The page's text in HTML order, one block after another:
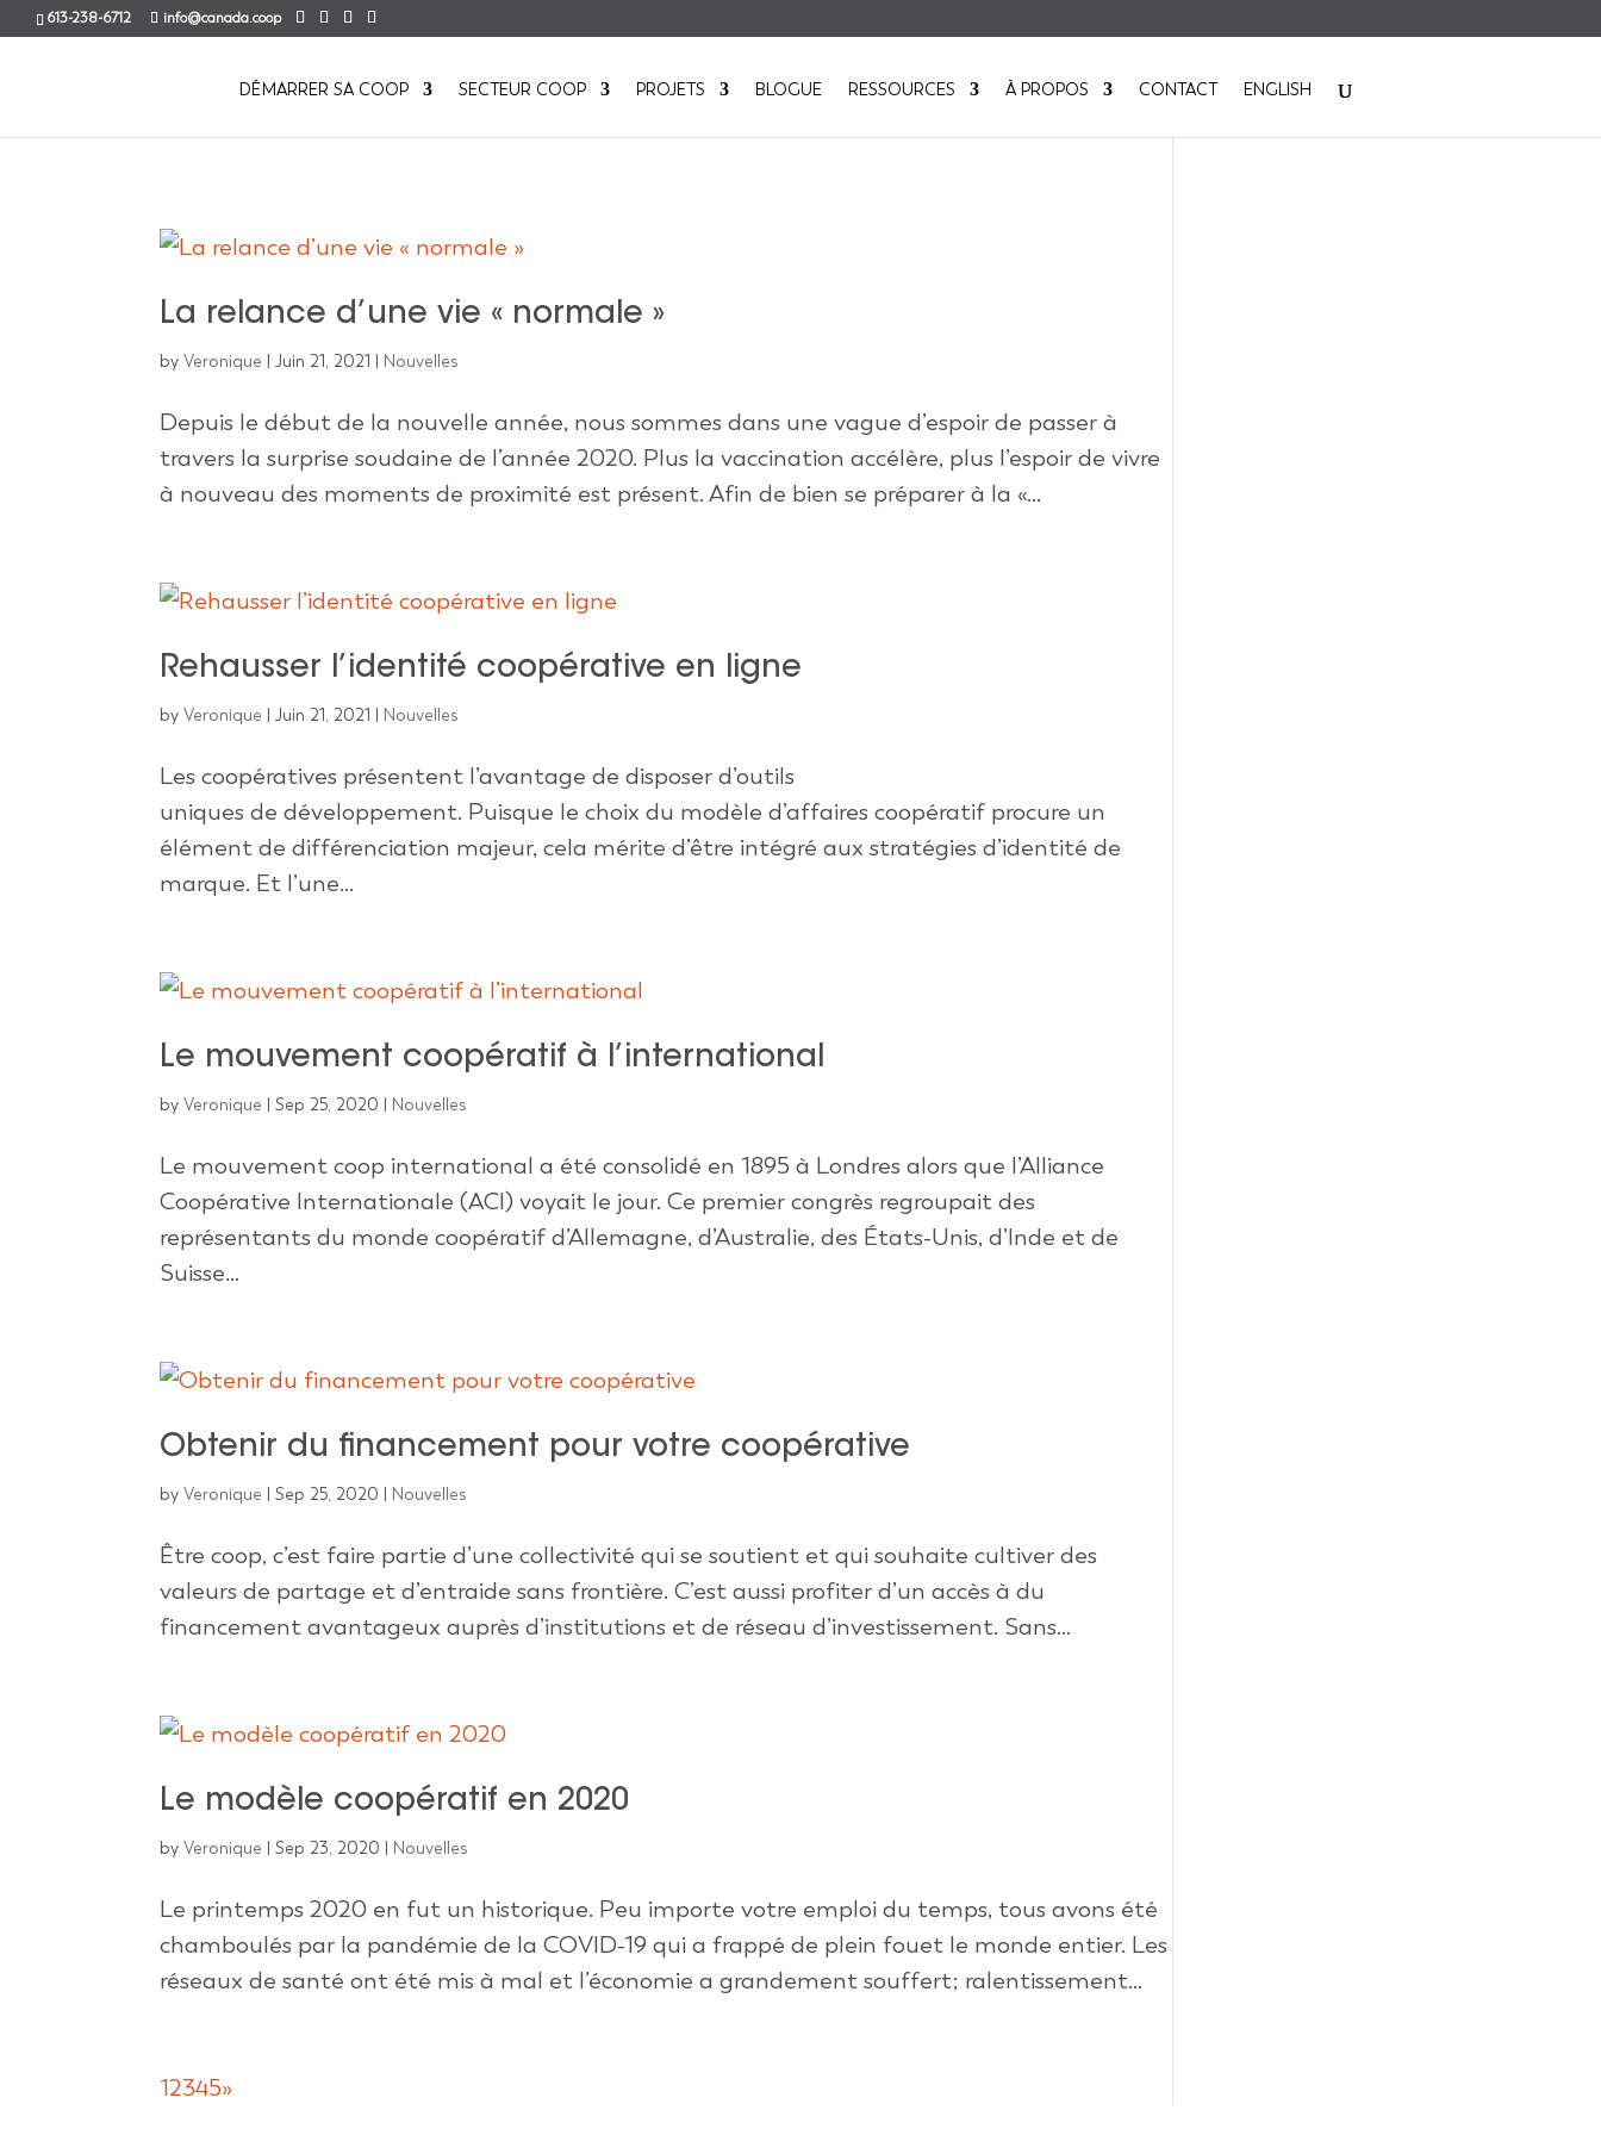
613-238-6712 info@canada.coop
DÉMARRER SA COOP SECTEUR COOP PROJETS BLOGUE RESSOURCES À PROPOS CONTACT ENGLISH
La relance d’une vie « normale »
byVeronique |Juin 21, 2021 | Nouvelles
Depuis le début de la nouvelle année, nous sommes dans une vague d’espoir de passer à
travers la surprise soudaine de l’année 2020. Plus la vaccination accélère, plus l’espoir de vivre
à nouveau des moments de proximité est présent. Afin de bien se préparer à la «...
Rehausser l’identité coopérative en ligne
byVeronique |Juin 21, 2021 | Nouvelles
Les coopératives présentent l’avantage de disposer d’outils
uniques de développement. Puisque le choix du modèle d’affaires coopératif procure un
élément de différenciation majeur, cela mérite d’être intégré aux stratégies d’identité de
marque. Et l’une...
Le mouvement coopératif à l’international
byVeronique |Sep 25, 2020 | Nouvelles
Le mouvement coop international a été consolidé en 1895 à Londres alors que l’Alliance
Coopérative Internationale (ACI) voyait le jour. Ce premier congrès regroupait des
représentants du monde coopératif d’Allemagne, d’Australie, des États-Unis, d’Inde et de
Suisse...
Obtenir du financement pour votre coopérative
byVeronique |Sep 25, 2020 | Nouvelles
Être coop, c’est faire partie d’une collectivité qui se soutient et qui souhaite cultiver des
valeurs de partage et d’entraide sans frontière. C’est aussi profiter d’un accès à du
financement avantageux auprès d’institutions et de réseau d’investissement. Sans...
Le modèle coopératif en 2020
byVeronique |Sep 23, 2020 | Nouvelles
Le printemps 2020 en fut un historique. Peu importe votre emploi du temps, tous avons été
chamboulés par la pandémie de la COVID-19 qui a frappé de plein fouet le monde entier. Les
réseaux de santé ont été mis à mal et l’économie a grandement souffert; ralentissement...
12345»